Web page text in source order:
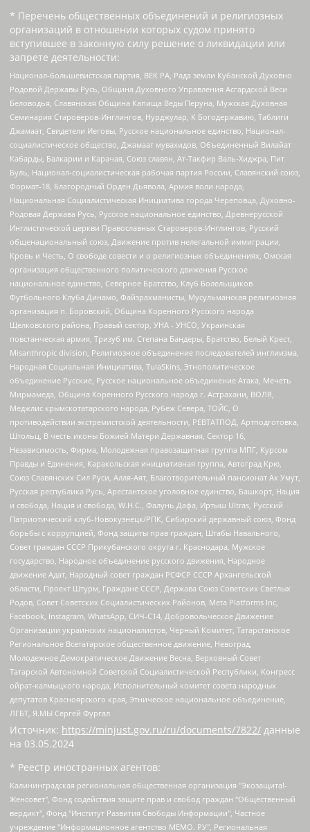
* Перечень общественных объединений и религиозных
организаций в отношении которых судом принято
вступившее в законную силу решение о ликвидации или
запрете деятельности:
Национал-большевистская партия, ВЕК РА, Рада земли Кубанской Духовно
Родовой Державы Русь, Община Духовного Управления Асгардской Веси
Беловодья, Славянская Община Капища Веды Перуна, Мужская Духовная
Семинария Староверов-Инглингов, Нурджулар, К Богодержавию, Таблиги
Джамаат, Свидетели Иеговы, Русское национальное единство, Национал-
социалистическое общество, Джамаат мувахидов, Объединенный Вилайат
Кабарды, Балкарии и Карачая, Союз славян, Ат-Такфир Валь-Хиджра, Пит
Буль, Национал-социалистическая рабочая партия России, Славянский союз,
Формат-18, Благородный Орден Дьявола, Армия воли народа,
Национальная Социалистическая Инициатива города Череповца, Духовно-
Родовая Держава Русь, Русское национальное единство, Древнерусской
Инглистической церкви Православных Староверов-Инглингов, Русский
общенациональный союз, Движение против нелегальной иммиграции,
Кровь и Честь, О свободе совести и о религиозных объединениях, Омская
организация общественного политического движения Русское
национальное единство, Северное Братство, Клуб Болельщиков
Футбольного Клуба Динамо, Файзрахманисты, Мусульманская религиозная
организация п. Боровский, Община Коренного Русского народа
Щелковского района, Правый сектор, УНА - УНСО, Украинская
повстанческая армия, Тризуб им. Степана Бандеры, Братство, Белый Крест,
Misanthropic division, Религиозное объединение последователей инглиизма,
Народная Социальная Инициатива, TulaSkins, Этнополитическое
объединение Русские, Русское национальное объединение Атака, Мечеть
Мирмамеда, Община Коренного Русского народа г. Астрахани, ВОЛЯ,
Меджлис крымскотатарского народа, Рубеж Севера, ТОЙС, О
противодействии экстремистской деятельности, РЕВТАТПОД, Артподготовка,
Штольц, В честь иконы Божией Матери Державная, Сектор 16,
Независимость, Фирма, Молодежная правозащитная группа МПГ, Курсом
Правды и Единения, Каракольская инициативная группа, Автоград Крю,
Союз Славянских Сил Руси, Алля-Аят, Благотворительный пансионат Ак Умут,
Русская республика Русь, Арестантское уголовное единство, Башкорт, Нация
и свобода, Нация и свобода, W.H.С., Фалунь Дафа, Иртыш Ultras, Русский
Патриотический клуб-Новокузнецк/РПК, Сибирский державный союз, Фонд
борьбы с коррупцией, Фонд защиты прав граждан, Штабы Навального,
Совет граждан СССР Прикубанского округа г. Краснодара, Мужское
государство, Народное объединение русского движения, Народное
движение Адат, Народный совет граждан РСФСР СССР Архангельской
области, Проект Штурм, Граждане СССР, Держава Союз Советских Светлых
Родов, Совет Советских Социалистических Районов, Meta Platforms Inc,
Facebook, Instagram, WhatsApp, СИЧ-С14, Добровольческое Движение
Организации украинских националистов, Черный Комитет, Татарстанское
Региональное Всетатарское общественное движение, Невоград,
Молодежное Демократическое Движение Весна, Верховный Совет
Татарской Автономной Советской Социалистической Республики, Конгресс
ойрат-калмыцкого народа, Исполнительный комитет совета народных
депутатов Красноярского края, Этническое национальное объединение,
ЛГБТ, Я.МЫ Сергей Фургал
Источник: https://minjust.gov.ru/ru/documents/7822/ данные
на 03.05.2024
* Реестр иностранных агентов:
Калининградская региональная общественная организация "Экозащита!-Женсовет", Фонд содействия защите прав и свобод граждан "Общественный вердикт", Фонд "Институт Развития Свободы Информации", Частное учреждение "Информационное агентство МЕМО. РУ", Региональная общественная организация "Общественная комиссия по сохранению наследия академика Сахарова", Фонд поддержки свободы прессы, Санкт-Петербургская общественная правозащитная организация "Гражданский контроль", Межрегиональная общественная организация "Информационно-просветительский центр "Мемориал", Региональный Фонд "Центр Защиты Прав Средств Массовой Информации", с 05.12.2023 Фонд "Центр Защиты Прав Средств массовой информации", Региональная общественная благотворительная организация помощи беженцам и мигрантам "Гражданское содействие", Негосударственное образовательное учреждение дополнительного профессионального образования (повышение квалификации) специалистов "АКАДЕМИЯ ПО ПРАВАМ ЧЕЛОВЕКА", Свердловская региональная общественная организация "Сутяжник", Автономная некоммерческая организация "Центр независимых социологических исследований", Союз общественных объединений "Российский исследовательский центр по правам человека", Региональное общественное учреждение научно-информационный центр "МЕМОРИАЛ", Некоммерческая организация "Фонд защиты гласности", Автономная некоммерческая организация "Институт прав человека", Городская общественная организация "Екатеринбургское общество "МЕМОРИАЛ", Городская общественная организация "Рязанское историко-просветительское и правозащитное общество "Мемориал" (Рязанский Мемориал), Челябинский региональный орган общественной самодеятельности – женское общественное объединение "Женщины Евразии", Челябинский региональный орган общественной самодеятельности "Уральская правозащитная группа", Фонд содействия защите здоровья и социальной справедливости имени Андрея Рылькова, Автономная Некоммерческая Организация "Аналитический Центр Юрия Левады", Автономная некоммерческая организация социальной поддержки населения "Проект Апрель", Региональная общественная организация помощи женщинам и детям, находящимся в кризисной ситуации "Информационно-методический центр "Анна", Фонд содействия развитию массовых коммуникаций и правовому просвещению "Так-так-Так", Фонд содействия устойчивому развитию "Серебряная тайга", Свердловский региональный общественный фонд социальных проектов "Новое время", "Idel.Реалии", Кавказ.Реалии, Крым.Реалии, Телеканал Настоящее Время, Татаро-башкирская служба Радио Свобода (Azatliq Radiosi), Радио Свободная Европа/Радио Свобода (PCE/PC), "Сибирь.Реалии", "Фактограф", Благотворительный фонд помощи осужденным и их семьям, Автономная некоммерческая организация "Институт глобализации и социальных движений", Фонд "В защиту прав заключенных", Частное учреждение "Центр поддержки и содействия развитию средств массовой информации", Пензенский региональный общественный благотворительный фонд "Гражданский союз", "Север.Реалии", Некоммерческая организация Фонд "Правовая инициатива", Общество с ограниченной ответственностью "Радио Свободная Европа/Радио Свобода", Чешское информационное агентство "MEDIUM-ORIENT", Красноярская региональная общественная организация "Мы против СПИДа", Камалягин Денис Николаевич, Маркелов Сергей Евгеньевич, Пономарев Лев Александрович, Савицкая Людмила Алексеевна, Автономная некоммерческая организация "Центр по работе с проблемой насилия "НАСИЛИЮ.НЕТ", Межрегиональный профессиональный союз работников здравоохранения "Альянс врачей", Юридическое лицо, зарегистрированное в Латвийской Республике, SIA "Medusa Project" (регистрационный номер 40103797863, дата регистрации 10.06.2014), Некоммерческая организация "Фонд по борьбе с коррупцией", Автономная некоммерческая организация "Институт права и публичной политики", Баданин Роман Сергеевич, Гликин Максим Александрович, Железнова Мария Михайловна, Лукьянова Юлия Сергеевна, Маетная Елизавета Витальевна, Маняхин Петр Борисович, Чуракова Ольга Владимировна, Ярош Юлия Петровна, Юридическое лицо "The Insider SIA", зарегистрированное в Риге, Латвийская Республика (дата регистрации 26.06.2015), являющееся администратором доменного имени интернет-издания "The Insider SIA", https://theins.ru, Постернак Алексей Евгеньевич, Рубин Михаил Аркадьевич, Анин Роман Александрович, Юридическое лицо Istories fonds, зарегистрированное в Латвийской Республике (регистрационный номер 50008295751, дата регистрации 24.02.2020), Великовский Дмитрий Александрович, Долинина Ирина Николаевна, Мароховская Алеся Алексеевна, Шлейнов Роман Юрьевич, Шмагун Олеся Валентиновна, Общество с ограниченной ответственностью "Альтаир 2021", Общество с ограниченной ответственностью "Вега 2021", Общество с ограниченной ответственностью "Главный редактор 2021", Общество с ограниченной ответственностью "Ромашки монолит", Важенков Артем Валерьевич, Ивановская областная общественная организация "Центр гендерных исследований", Гурман Юрий Альбертович, Медиапроект "ОВД-Инфо", Егоров Владимир Владимирович, Жилинский Владимир Александрович, Общество с ограниченной ответственностью "ЗП", Иванова София Юрьевна, Карезина Инна Павловна, Кильтау Екатерина Викторовна, Петров Алексей Викторович, Пискунов Сергей Евгеньевич, Смирнов Сергей Сергеевич, Тихонов Михаил Сергеевич, Общество с ограниченной ответственностью "ЖУРНАЛИСТ-ИНОСТРАННЫЙ АГЕНТ", Арапова Галина Юрьевна, Вольтская Татьяна Анатольевна, Американская компания "Mason G.E.S. Anonymous Foundation" (США), являющаяся владельцем интернет-издания https://mnews.world/, Компания "Stichting Bellingcat", зарегистрированная в Нидерландах (дата регистрации 11.07.2018), Захаров Андрей Вячеславович, Клепиковская Екатерина Дмитриевна, Общество с ограниченной ответственностью "МЕМО", Перл Роман Александрович, Симонов Евгений Алексеевич, Соловьева Елена Анатольевна, Сотников Даниил Владимирович, Сурначева Елизавета Дмитриевна, Автономная некоммерческая организация по защите прав человека и информированию населения "Якутия – Наше Мнение", Общество с ограниченной ответственностью "Москоу диджитал медиа", с 26.01.2023 Общество с ограниченной ответственностью "Чайка Белые сады", Ветошкина Валерия Валерьевна, Заговора Максим Александрович, Межрегиональное общественное движение "Российская ЛГБТ - сеть", Оленичев Максим Владимирович, Павлов Иван Юрьевич, Скворцова Елена Сергеевна, Общество с ограниченной ответственностью "Как бы инагент", Кочетков Игорь Викторович, Общество с ограниченной ответственностью "Честные выборы", Еланчик Олег Александрович, Общество с ограниченной ответственностью "Нобелевский призыв", Гималова Регина Эмилевна, Григорьев Андрей Валерьевич, Григорьева Алина Александровна, Ассоциация по содействию защите прав призывников, альтернативнослужащих и военнослужащих "Правозащитная группа "Гражданин.Армия.Право", Хисамова Регина Фаритовна, Автономная некоммерческая организация по реализации социально-правовых программ "Лилит", Дальневосточное общественное движение "Маяк", Санкт-Петербургская ЛГБТ-инициативная группа "Выход", Инициативная группа ЛГБТ+ "Реверс", Алексеев Андрей Викторович, Бекбулатова Таисия Львовна, Беляев Иван Михайлович, Владыкина Елена Сергеевна, Гельман Марат Александрович, Никульшина Вероника Юрьевна, Толоконникова Надежда Андреевна, Шендерович Виктор Анатольевич, Общество с ограниченной ответственностью "Данное сообщение", Общество с ограниченной ответственностью Издательский дом "Новая глава", Айнбиндер Александра Александровна, Московский комьюнити-центр для ЛГБТ+инициатив, Благотворительный фонд развития филантропии, Deutsche Welle (Германия, Kurt-Schumacher-Strasse 3, 53113 Bonn), Борзунова Мария Михайловна, Воробьев Виктор Викторович, Голубева Анна Львовна, Константинова Алла Михайловна, Малкова Ирина Владимировна, Мурадов Мурад Абдулгалимович, Осетинская Елизавета Николаевна, Понасенков Евгений Николаевич, Ганапольский Матвей Юрьевич, Киселев Евгений Алексеевич, Борухович Ирина Григорьевна, Дремин Иван Тимофеевич, Дубровский Дмитрий Викторович, Красноярская региональная общественная организация поддержки и развития альтернативных образовательных технологий и межкультурных коммуникаций "ИНТЕРРА", Маяковская Екатерина Алексеевна, Фейгин Марк Захарович, Филимонов Андрей Викторович, Дзугкоева Регина Николаевна, Доброхотов Роман Александрович, Дудь Юрий Александрович, Елкин Сергей Владимирович, Кругликов Кирилл Игоревич, Сабунаева Мария Леонидовна, Семенов Алексей Владимирович, Шаинян Карен Багратович, Шульман Екатерина Михайловна, Асафьев Артур Валерьевич, Вахштайн Виктор Семенович, Венедиктов Алексей Алексеевич, Лушникова Екатерина Евгеньевна, Волков Леонид Михайлович, Невзоров Александр Глебович, Пархоменко Сергей Борисович, Сироткин Ярослав Николаевич, Кара-Мурза Владимир Владимирович, Баранова Наталья Владимировна, Гозман Леонид Яковлевич, Кагарлицкий Борис Юльевич, Климарев Михаил Валерьевич, Милов Владимир Станиславович, Автономная некоммерческая организация Краснодарский центр современного искусства "Типография", Моргенштерн Алишер Тагирович, Соболь Любовь Эдуардовна, Общество с ограниченной ответственностью "ЛИЗА НОРМ", Каспаров Гарри Кимович, Ходорковский Михаил Борисович, Общество с ограниченной ответственностью "Апрельские тезисы", Данилович Ирина Брониславовна, Кашин Олег Владимирович, Петров Николай Владимирович, Пивоваров Алексей Владимирович, Соколов Михаил Владимирович, Цветкова Юлия Владимировна, Чичваркин Евгений Александрович, Комитет против пыток/Команда против пыток, Общество с ограниченной ответственностью "Первый научный", Общество с ограниченной ответственностью "Вертолет и ко", Белоцерковская Вероника Борисовна, Кац Максим Евгеньевич, Лазарева Татьяна Юрьевна, Шаведдинов Руслан Табризович, Яшин Илья Валерьевич, Общество с ограниченной ответственностью "Иноагент ААВ", Алешковский Дмитрий Петрович, Альбац Евгения Марковна, Быков Дмитрий Львович, Галямина Юлия Евгеньевна, Лойко Сергей Леонидович, Мартынов Кирилл Константинович, Медведев Сергей Александрович, Крашенинников Федор Геннадиевич, Гордеева Катерина Вл